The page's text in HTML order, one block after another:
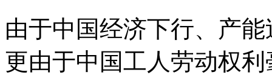
由于中国经济下行、产
更由于中国工人劳动权